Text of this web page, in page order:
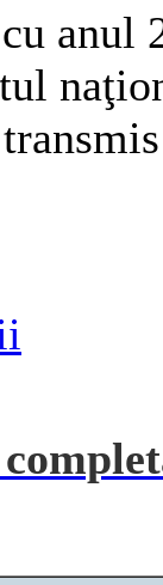
anul